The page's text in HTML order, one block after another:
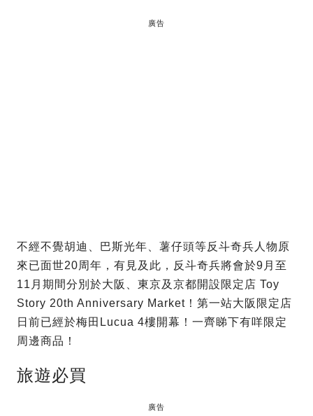
廣告
不經不覺胡迪、巴斯光年、薯仔頭等反斗奇兵人物原
來已面世20周年，有見及此，反斗奇兵將會於9月至
11月期間分別於大阪、東京及京都開設限定店 Toy
Story 20th Anniversary Market！第一站大阪限定店
日前已經於梅田Lucua 4樓開幕！一齊睇下有咩限定
周邊商品！
旅遊必買
廣告